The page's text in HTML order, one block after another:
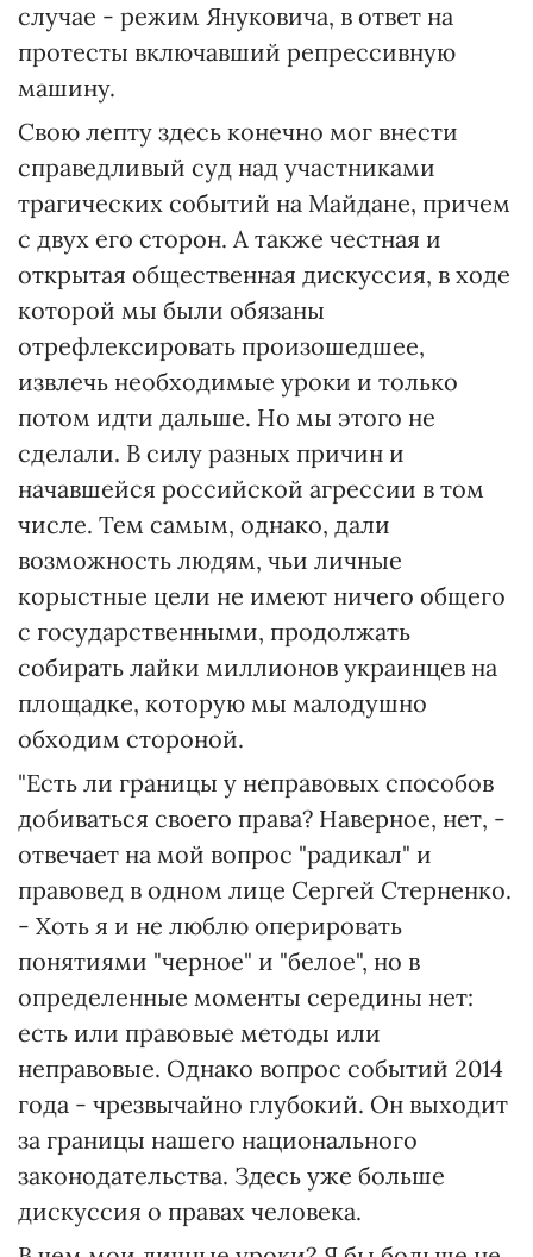
случае - режим Януковича, в ответ на
протесты включавший репрессивную
машину.
Свою лепту здесь конечно мог внести
справедливый суд над участниками
трагических событий на Майдане, причем
с двух его сторон. А также честная и
открытая общественная дискуссия, в ходе
которой мы были обязаны
отрефлексировать произошедшее,
извлечь необходимые уроки и только
потом идти дальше. Но мы этого не
сделали. В силу разных причин и
начавшейся российской агрессии в том
числе. Тем самым, однако, дали
возможность людям, чьи личные
корыстные цели не имеют ничего общего
с государственными, продолжать
собирать лайки миллионов украинцев на
площадке, которую мы малодушно
обходим стороной.
"Есть ли границы у неправовых способов
добиваться своего права? Наверное, нет, -
отвечает на мой вопрос "радикал" и
правовед в одном лице Сергей Стерненко.
- Хоть я и не люблю оперировать
понятиями "черное" и "белое", но в
определенные моменты середины нет:
есть или правовые методы или
неправовые. Однако вопрос событий 2014
года - чрезвычайно глубокий. Он выходит
за границы нашего национального
законодательства. Здесь уже больше
дискуссия о правах человека.